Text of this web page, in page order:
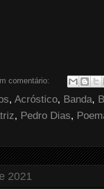
comentário:
, Acróstico, Banda,
, Pedro Dias,
2021